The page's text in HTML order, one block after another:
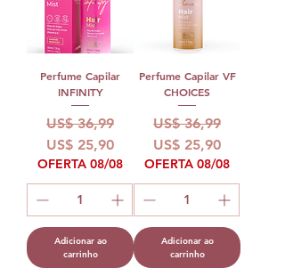
Perfume Capilar
INFINITY
Preço normal
US$ 36,99Preço promocional
US$ 25,90
OFERTA 08/08
Adicionar ao
carrinho
Perfume Capilar VF
CHOICES
Preço normal
US$ 36,99
Preço
US$ 25,90
OFERTA 08/08
Adicionar ao
carrinho